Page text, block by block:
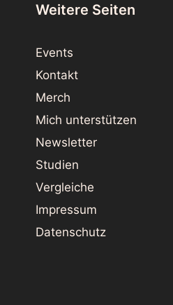
Weitere Seiten
Events
Kontakt
Merch
Mich unterstützen
Newsletter
Studien
Vergleiche
Impressum
Datenschutz